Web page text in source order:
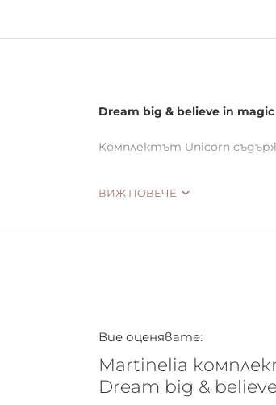
Dream big & believe in magic
Комплектът Unicorn
ВИЖ ПОВЕЧЕ
Вие оценявате:
Martinelia
Dream big &